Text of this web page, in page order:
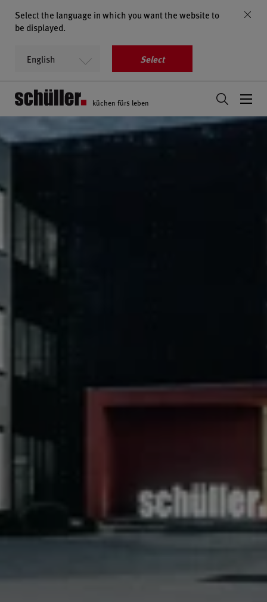
Select the language in which you want the website to
be displayed.
Select
küchen fürs leben